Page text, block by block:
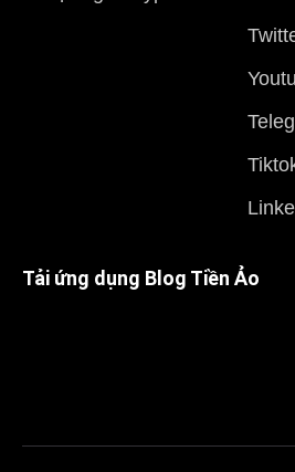
Tải ứng dụng Blog Tiền Ảo